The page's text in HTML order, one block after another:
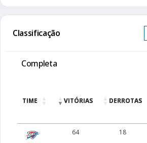
Classificação
Completa
TIME VITÓRIAS DERROTAS
64 18